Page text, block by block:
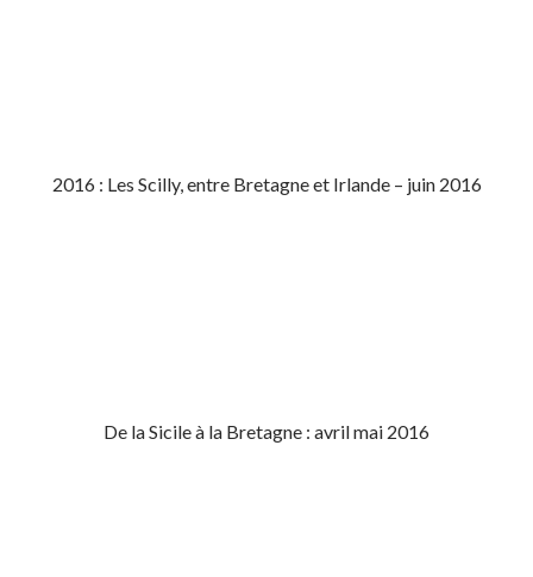
2016 : Les Scilly, entre Bretagne et Irlande – juin 2016
De la Sicile à la Bretagne : avril mai 2016